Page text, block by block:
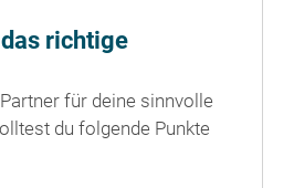
richtige
für deine sinnvolle
du folgende Punkte